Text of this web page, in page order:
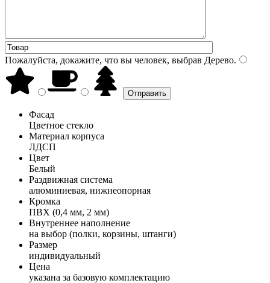
Пожалуйста, докажите, что вы человек, выбрав Дерево.
Фасад
Цветное стекло
Материал корпуса
ЛДСП
Цвет
Белый
Раздвижная система
алюминиевая, нижнеопорная
Кромка
ПВХ (0,4 мм, 2 мм)
Внутреннее наполнение
на выбор (полки, корзины, штанги)
Размер
индивидуальный
Цена
указана за базовую комплектацию